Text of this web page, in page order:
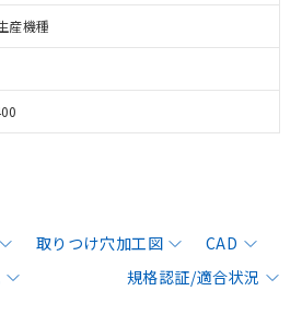
産機種
取りつけ穴加工図
CAD
規格認証/適合状況